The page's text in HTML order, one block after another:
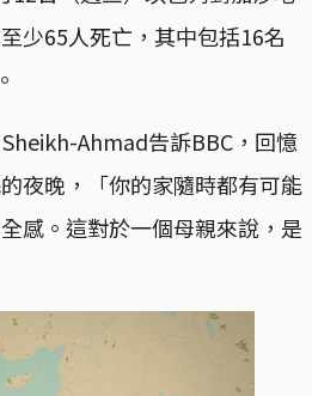
少65人死亡，其中包括16名
Ahmad告訴BBC，回憶
夜晚，「你的家隨時都有可能
感。這對於一個母親來說，是